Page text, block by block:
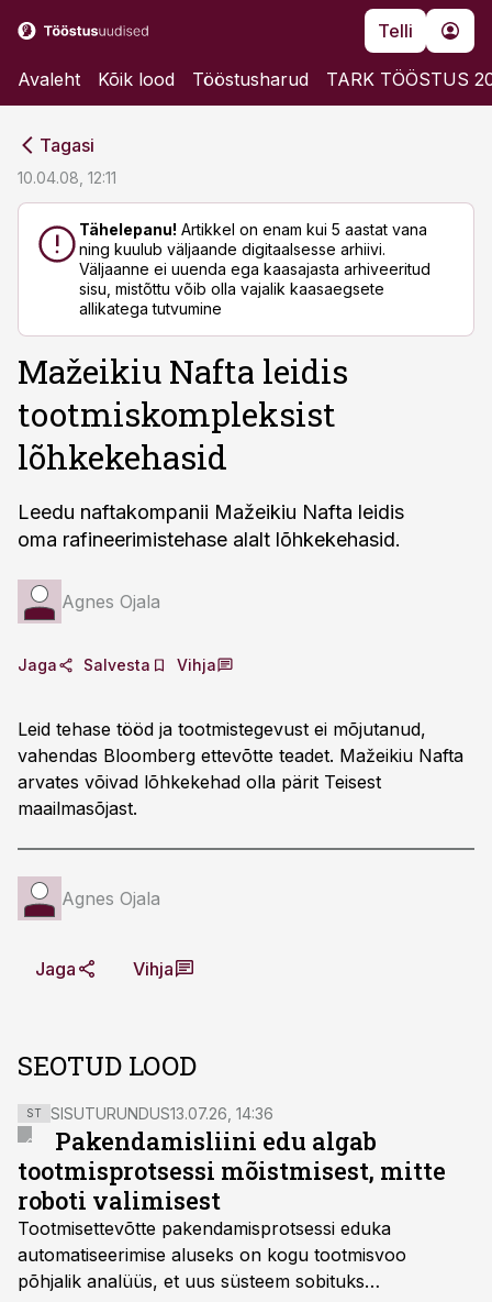
Telli
Avaleht Kõik lood Tööstusharud TARK TÖÖSTUS
Tagasi
10.04.08, 12:11
Tähelepanu! Artikkel on enam kui 5 aastat vana
ning kuulub väljaande digitaalsesse arhiivi.
Väljaanne ei uuenda ega kaasajasta arhiveeritud
sisu, mistõttu võib olla vajalik kaasaegsete
allikatega tutvumine
Mažeikiu Nafta leidis
tootmiskompleksist
lõhkekehasid
Leedu naftakompanii Mažeikiu Nafta leidis
oma rafineerimistehase alalt lõhkekehasid.
Agnes Ojala
Jaga Salvesta Vihja
Leid tehase tööd ja tootmistegevust ei mõjutanud,
vahendas Bloomberg ettevõtte teadet. Mažeikiu Nafta
arvates võivad lõhkekehad olla pärit Teisest
maailmasõjast.
Agnes Ojala
Jaga Vihja
SEOTUD LOOD
ST SISUTURUNDUS13.07.26, 14:36
Pakendamisliini edu algab
tootmisprotsessi mõistmisest, mitte
roboti valimisest
Tootmisettevõtte pakendamisprotsessi eduka
automatiseerimise aluseks on kogu tootmisvoo
põhjalik analüüs, et uus süsteem sobituks